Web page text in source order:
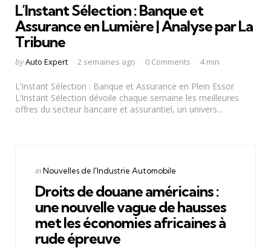
L’Instant Sélection : Banque et
Assurance en Lumière | Analyse par La
Tribune
Posted
byAuto Expert 2 semaines ago 0 Comments 4 min
L’Instant Sélection : Banque et Assurance en Plein Essor
L’Instant Sélection dévoile chaque semaine les meilleures
offres du secteur bancaire et assurantiel, un univers...
Categories
Posted
inNouvelles de l'Industrie Automobile
Droits de douane américains :
une nouvelle vague de hausses
met les économies africaines à
rude épreuve